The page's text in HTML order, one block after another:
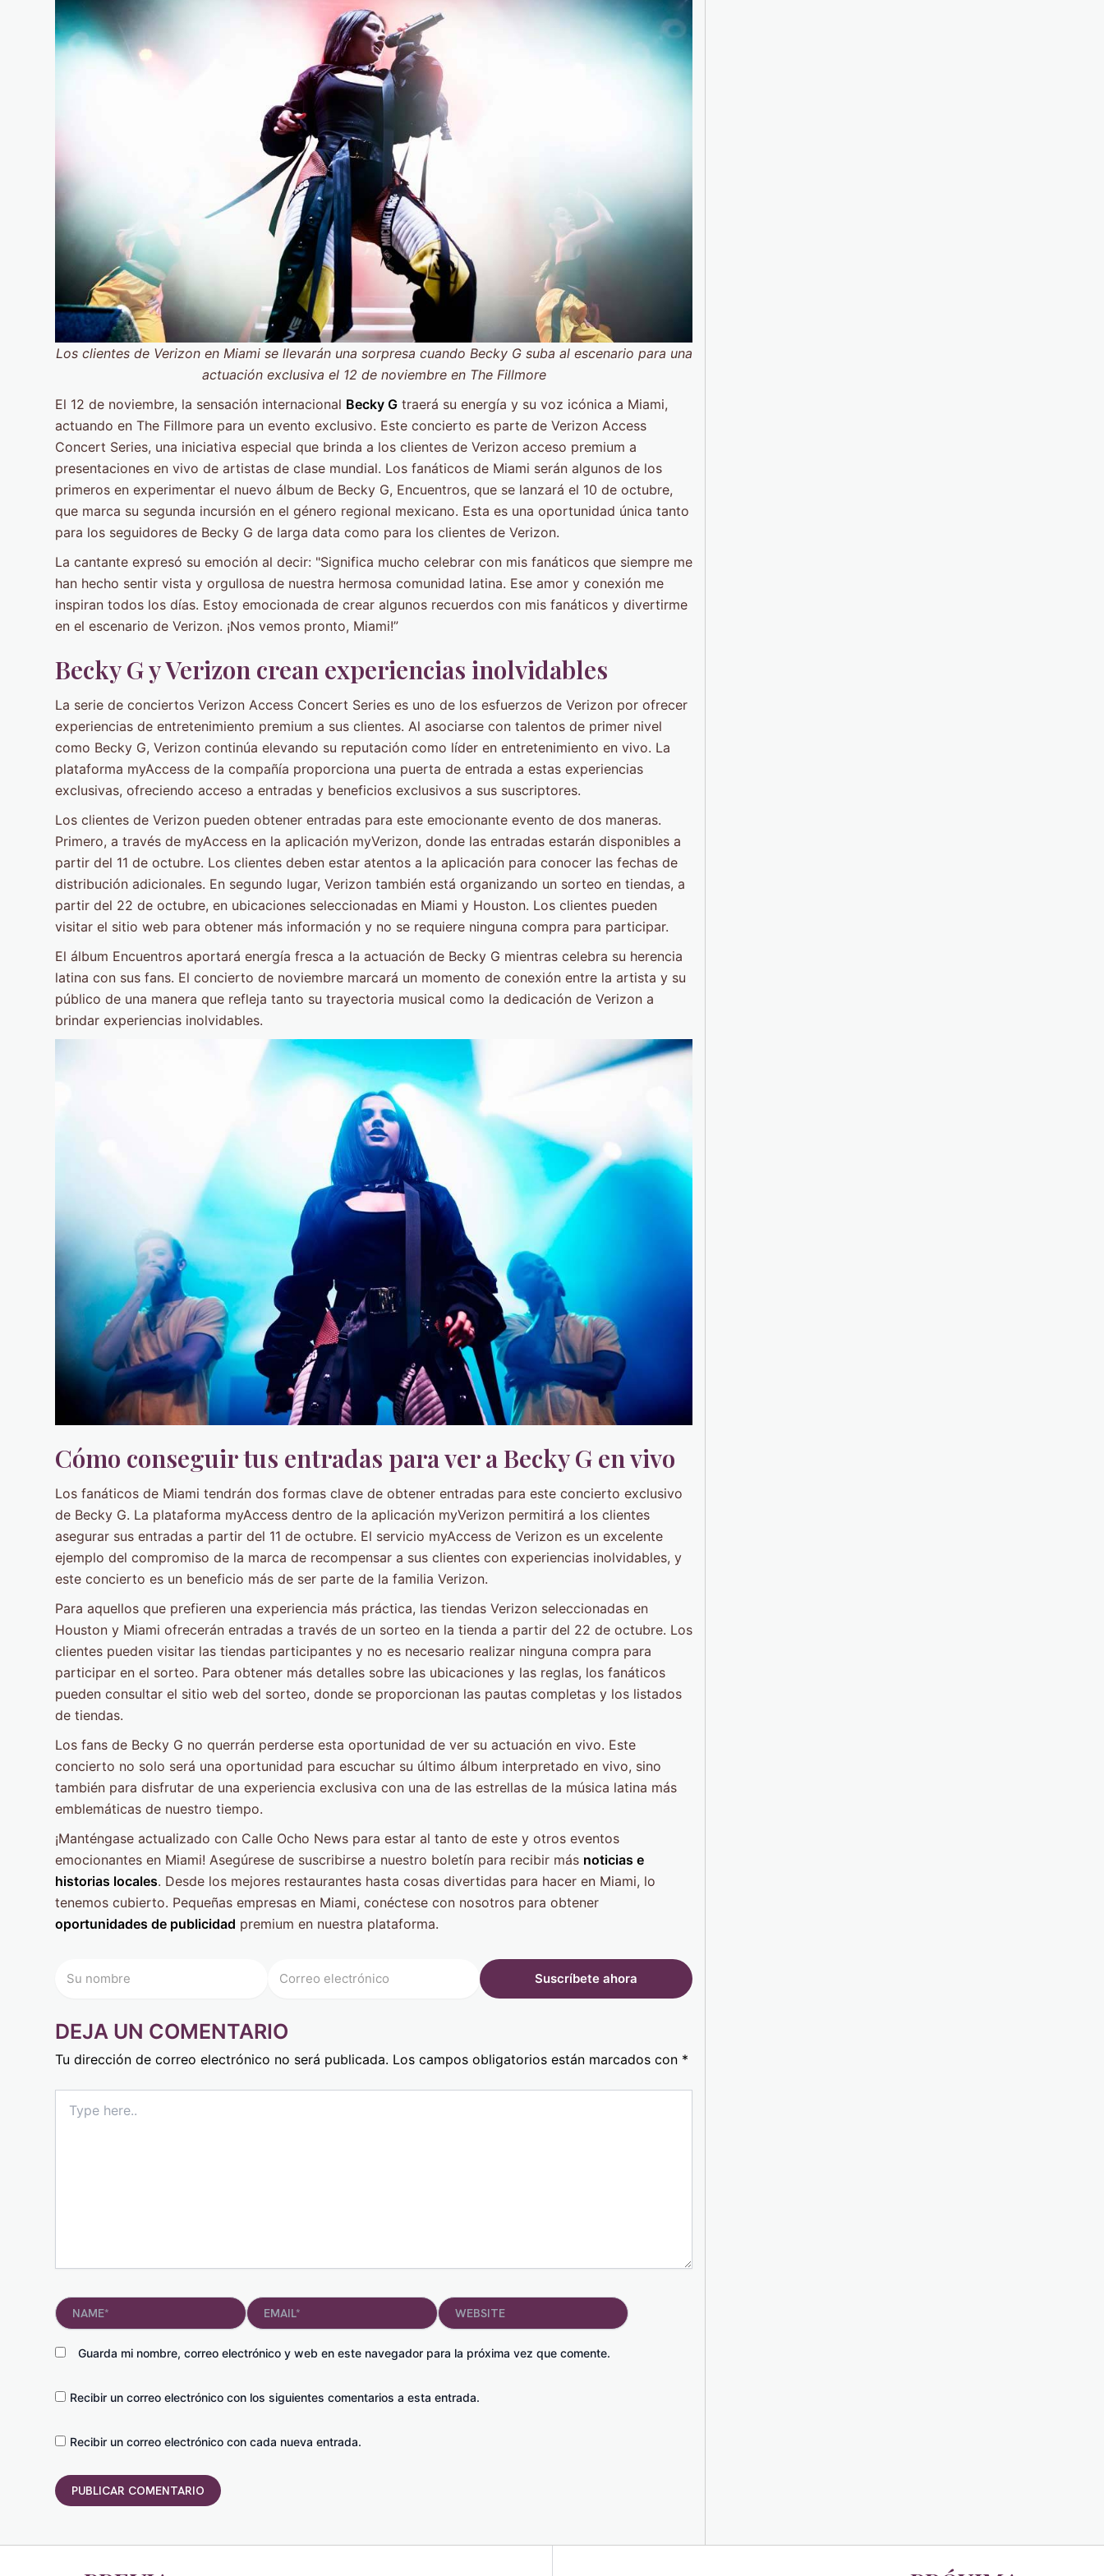
Los clientes de Verizon en Miami se llevarán una sorpresa cuando Becky G suba al escenario para una
actuación exclusiva el 12 de noviembre en The Fillmore
El 12 de noviembre, la sensación internacional Becky G traerá su energía y su voz icónica a Miami,
actuando en The Fillmore para un evento exclusivo. Este concierto es parte de Verizon Access
Concert Series, una iniciativa especial que brinda a los clientes de Verizon acceso premium a
presentaciones en vivo de artistas de clase mundial. Los fanáticos de Miami serán algunos de los
primeros en experimentar el nuevo álbum de Becky G, Encuentros, que se lanzará el 10 de octubre,
que marca su segunda incursión en el género regional mexicano. Esta es una oportunidad única tanto
para los seguidores de Becky G de larga data como para los clientes de Verizon.
La cantante expresó su emoción al decir: "Significa mucho celebrar con mis fanáticos que siempre me
han hecho sentir vista y orgullosa de nuestra hermosa comunidad latina. Ese amor y conexión me
inspiran todos los días. Estoy emocionada de crear algunos recuerdos con mis fanáticos y divertirme
en el escenario de Verizon. ¡Nos vemos pronto, Miami!”
Becky G y Verizon crean experiencias inolvidables
La serie de conciertos Verizon Access Concert Series es uno de los esfuerzos de Verizon por ofrecer
experiencias de entretenimiento premium a sus clientes. Al asociarse con talentos de primer nivel
como Becky G, Verizon continúa elevando su reputación como líder en entretenimiento en vivo. La
plataforma myAccess de la compañía proporciona una puerta de entrada a estas experiencias
exclusivas, ofreciendo acceso a entradas y beneficios exclusivos a sus suscriptores.
Los clientes de Verizon pueden obtener entradas para este emocionante evento de dos maneras.
Primero, a través de myAccess en la aplicación myVerizon, donde las entradas estarán disponibles a
partir del 11 de octubre. Los clientes deben estar atentos a la aplicación para conocer las fechas de
distribución adicionales. En segundo lugar, Verizon también está organizando un sorteo en tiendas, a
partir del 22 de octubre, en ubicaciones seleccionadas en Miami y Houston. Los clientes pueden
visitar el sitio web para obtener más información y no se requiere ninguna compra para participar.
El álbum Encuentros aportará energía fresca a la actuación de Becky G mientras celebra su herencia
latina con sus fans. El concierto de noviembre marcará un momento de conexión entre la artista y su
público de una manera que refleja tanto su trayectoria musical como la dedicación de Verizon a
brindar experiencias inolvidables.
Cómo conseguir tus entradas para ver a Becky G en vivo
Los fanáticos de Miami tendrán dos formas clave de obtener entradas para este concierto exclusivo
de Becky G. La plataforma myAccess dentro de la aplicación myVerizon permitirá a los clientes
asegurar sus entradas a partir del 11 de octubre. El servicio myAccess de Verizon es un excelente
ejemplo del compromiso de la marca de recompensar a sus clientes con experiencias inolvidables, y
este concierto es un beneficio más de ser parte de la familia Verizon.
Para aquellos que prefieren una experiencia más práctica, las tiendas Verizon seleccionadas en
Houston y Miami ofrecerán entradas a través de un sorteo en la tienda a partir del 22 de octubre. Los
clientes pueden visitar las tiendas participantes y no es necesario realizar ninguna compra para
participar en el sorteo. Para obtener más detalles sobre las ubicaciones y las reglas, los fanáticos
pueden consultar el sitio web del sorteo, donde se proporcionan las pautas completas y los listados
de tiendas.
Los fans de Becky G no querrán perderse esta oportunidad de ver su actuación en vivo. Este
concierto no solo será una oportunidad para escuchar su último álbum interpretado en vivo, sino
también para disfrutar de una experiencia exclusiva con una de las estrellas de la música latina más
emblemáticas de nuestro tiempo.
¡Manténgase actualizado con Calle Ocho News para estar al tanto de este y otros eventos
emocionantes en Miami! Asegúrese de suscribirse a nuestro boletín para recibir más noticias e
historias locales. Desde los mejores restaurantes hasta cosas divertidas para hacer en Miami, lo
tenemos cubierto. Pequeñas empresas en Miami, conéctese con nosotros para obtener
oportunidades de publicidad premium en nuestra plataforma.
DEJA UN COMENTARIO
Tu dirección de correo electrónico no será publicada. Los campos obligatorios están marcados con *
here..
Name* Email*
Guarda mi nombre, correo electrónico y web en este navegador para la próxima vez que comente.
Website
Recibir un correo electrónico con los siguientes comentarios a esta entrada.
Recibir un correo electrónico con cada nueva entrada.